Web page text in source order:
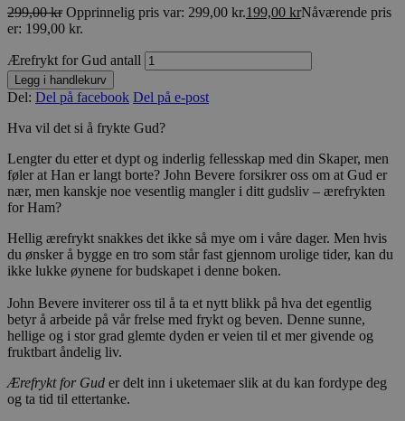
299,00kr Opprinnelig pris var: 299,00 kr.199,00 krNåværende pris
er: 199,00 kr.
Ærefrykt for Gud antall
Legg i handlekurv
Del: Del på facebook Del på e-post
Hva vil det si å frykte Gud?
Lengter du etter et dypt og inderlig fellesskap med din Skaper, men
føler at Han er langt borte? John Bevere forsikrer oss om at Gud er
nær, men kanskje noe vesentlig mangler i ditt gudsliv – ærefrykten
for Ham?
Hellig ærefrykt snakkes det ikke så mye om i våre dager. Men hvis
du ønsker å bygge en tro som står fast gjennom urolige tider, kan du
ikke lukke øynene for budskapet i denne boken.
John Bevere inviterer oss til å ta et nytt blikk på hva det egentlig
betyr å arbeide på vår frelse med frykt og beven. Denne sunne,
hellige og i stor grad glemte dyden er veien til et mer givende og
fruktbart åndelig liv.
Ærefrykt for Gud er delt inn i uketemaer slik at du kan fordype deg
og ta tid til ettertanke.